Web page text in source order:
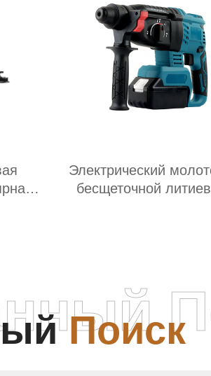
Электрический
бесщеточной
Поиск